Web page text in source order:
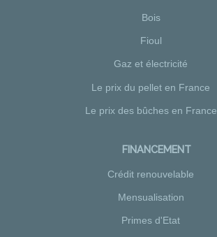
Bois
Fioul
Gaz et électricité
Le prix du pellet en France
Le prix des bûches en France
FINANCEMENT
Crédit renouvelable
Mensualisation
Primes d'Etat